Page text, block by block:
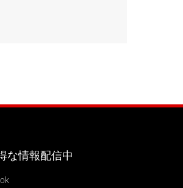
な情報配信中